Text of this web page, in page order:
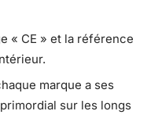
« CE » et la référence
marque a ses
sur les longs